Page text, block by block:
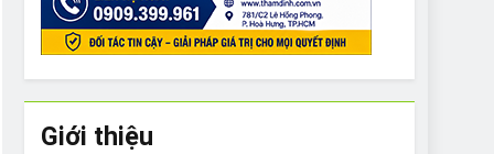
Giới thiệu